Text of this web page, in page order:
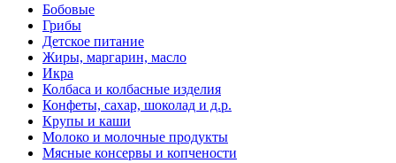
Бобовые
Грибы
Детское питание
Жиры, маргарин, масло
Икра
Колбаса и колбасные изделия
Конфеты, сахар, шоколад и д.р.
Крупы и каши
Молоко и молочные продукты
Мясные консервы и копчености